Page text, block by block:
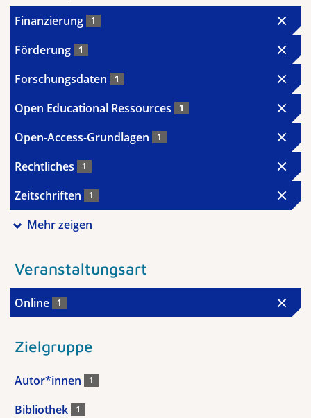
Finanzierung 1
Förderung 1
Forschungsdaten 1
Open Educational Ressources 1
Open-Access-Grundlagen 1
Rechtliches 1
Zeitschriften 1
Mehr zeigen
Veranstaltungsart
Online 1
Zielgruppe
Autor*innen 1
Bibliothek 1